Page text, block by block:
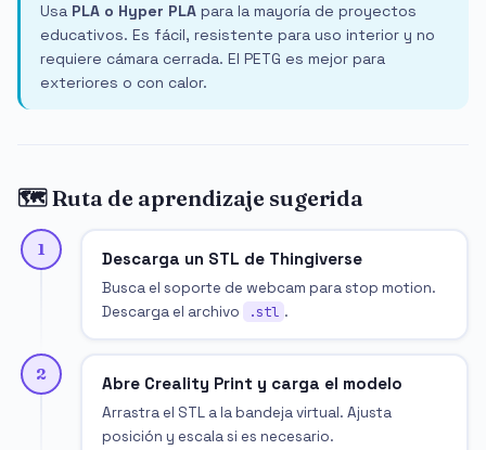
Usa PLA o Hyper PLA para la mayoría de proyectos
educativos. Es fácil, resistente para uso interior y no
requiere cámara cerrada. El PETG es mejor para
exteriores o con calor.
🗺️ Ruta de aprendizaje sugerida
1 Descarga un STL de Thingiverse
Busca el soporte de webcam para stop motion.
Descarga el archivo
.stl .
2 Abre Creality Print y carga el modelo
Arrastra el STL a la bandeja virtual. Ajusta
posición y escala si es necesario.